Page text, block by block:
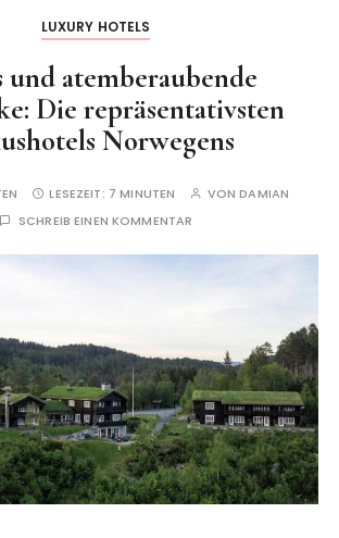
LUXURY HOTELS
und atemberaubende
Die repräsentativsten
Norwegens
LESEZEIT: 7 MINUTEN VONDAMIAN
SCHREIB EINEN KOMMENTAR